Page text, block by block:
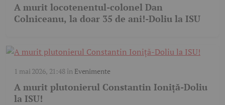
A murit locotenentul-colonel Dan
Colniceanu, la doar 35 de ani!-Doliu la ISU
1 mai 2026, 21:48în Evenimente
A murit plutonierul Constantin Ioniță-Doliu
la ISU!